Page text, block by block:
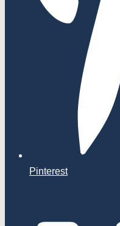
Pinterest